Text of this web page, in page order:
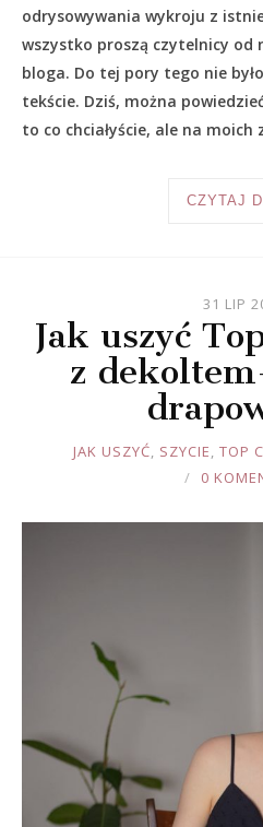
odrysowywania wykroju z
wszystko proszą czytelnicy od
bloga. Do tej pory tego nie
tekście. Dziś, można
to co chciałyście, ale na moich
CZYTAJ
31 LIP
Jak uszyć
z
JOULE
JAK USZYĆ, SZYCIE, TOP
0